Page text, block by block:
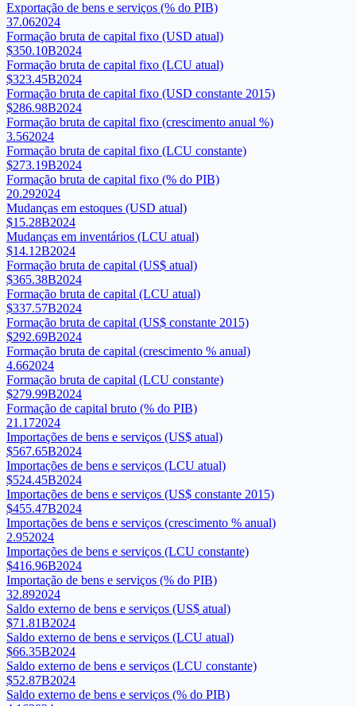
Exportação de bens e serviços (% do PIB)
37.062024
Formação bruta de capital fixo (USD atual)
$350.10B2024
Formação bruta de capital fixo (LCU atual)
$323.45B2024
Formação bruta de capital fixo (USD constante 2015)
$286.98B2024
Formação bruta de capital fixo (crescimento anual %)
3.562024
Formação bruta de capital fixo (LCU constante)
$273.19B2024
Formação bruta de capital fixo (% do PIB)
20.292024
Mudanças em estoques (USD atual)
$15.28B2024
Mudanças em inventários (LCU atual)
$14.12B2024
Formação bruta de capital (US$ atual)
$365.38B2024
Formação bruta de capital (LCU atual)
$337.57B2024
Formação bruta de capital (US$ constante 2015)
$292.69B2024
Formação bruta de capital (crescimento % anual)
4.662024
Formação bruta de capital (LCU constante)
$279.99B2024
Formação de capital bruto (% do PIB)
21.172024
Importações de bens e serviços (US$ atual)
$567.65B2024
Importações de bens e serviços (LCU atual)
$524.45B2024
Importações de bens e serviços (US$ constante 2015)
$455.47B2024
Importações de bens e serviços (crescimento % anual)
2.952024
Importações de bens e serviços (LCU constante)
$416.96B2024
Importação de bens e serviços (% do PIB)
32.892024
Saldo externo de bens e serviços (US$ atual)
$71.81B2024
Saldo externo de bens e serviços (LCU atual)
$66.35B2024
Saldo externo de bens e serviços (LCU constante)
$52.87B2024
Saldo externo de bens e serviços (% do PIB)